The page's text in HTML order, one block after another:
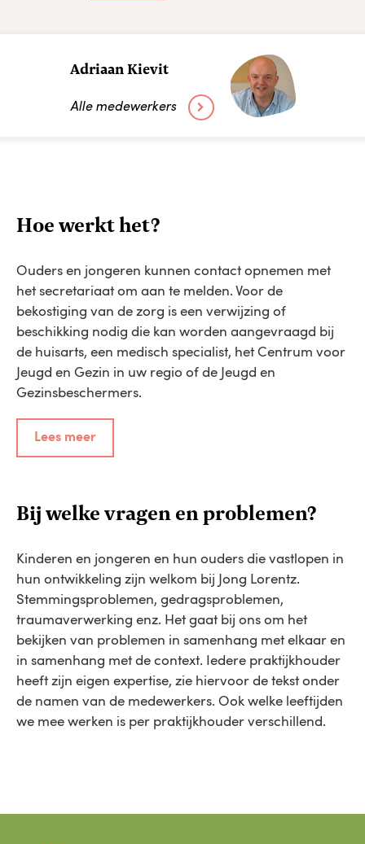
Adriaan Kievit
Alle medewerkers
Hoe werkt het?
Ouders en jongeren kunnen contact opnemen met
het secretariaat om aan te melden. Voor de
bekostiging van de zorg is een verwijzing of
beschikking nodig die kan worden aangevraagd bij
de huisarts, een medisch specialist, het Centrum voor
Jeugd en Gezin in uw regio of de Jeugd en
Gezinsbeschermers.
Lees meer
Bij welke vragen en problemen?
Kinderen en jongeren en hun ouders die vastlopen in
hun ontwikkeling zijn welkom bij Jong Lorentz.
Stemmingsproblemen, gedragsproblemen,
traumaverwerking enz. Het gaat bij ons om het
bekijken van problemen in samenhang met elkaar en
in samenhang met de context. Iedere praktijkhouder
heeft zijn eigen expertise, zie hiervoor de tekst onder
de namen van de medewerkers. Ook welke leeftijden
we mee werken is per praktijkhouder verschillend.